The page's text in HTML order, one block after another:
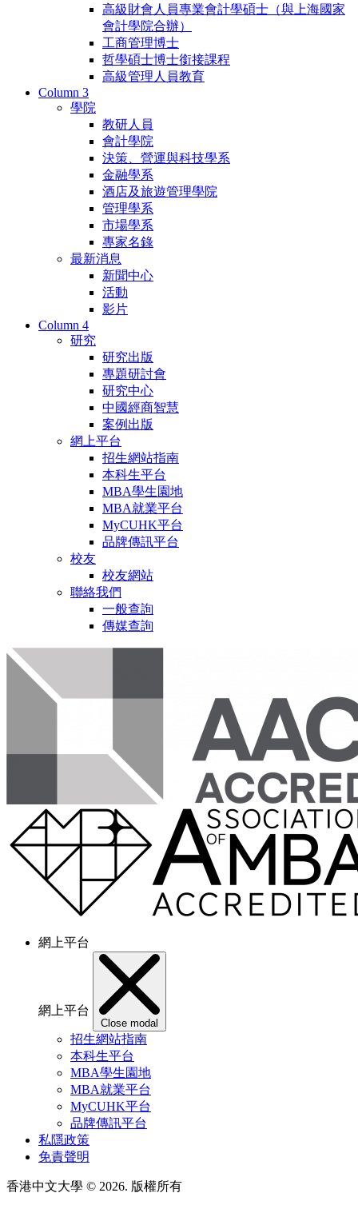
高級財會人員專業會計學碩士（與上海國家
會計學院合辦）
工商管理博士
哲學碩士博士銜接課程
高級管理人員教育
Column 3
學院
教研人員
會計學院
決策、營運與科技學系
金融學系
酒店及旅遊管理學院
管理學系
市場學系
專家名錄
最新消息
新聞中心
活動
影片
Column 4
研究
研究出版
專題研討會
研究中心
中國經商智慧
案例出版
網上平台
招生網站指南
本科生平台
MBA學生園地
MBA就業平台
MyCUHK平台
品牌傳訊平台
校友
校友網站
聯絡我們
一般查詢
傳媒查詢
網上平台
網上平台
Close modal
招生網站指南
本科生平台
MBA學生園地
MBA就業平台
MyCUHK平台
品牌傳訊平台
私隱政策
免責聲明
香港中文大學 © 2026. 版權所有